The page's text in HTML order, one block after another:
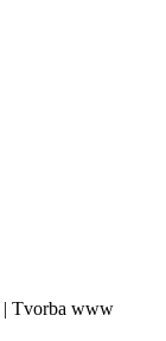
| Tvorba www